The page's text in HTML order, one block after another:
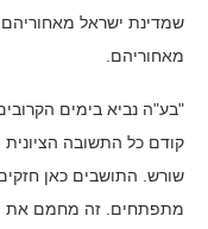
שמדינת ישראל
מאחוריהם.
"בע"ה נביא בימים
קודם כל התשובה הציונית
שורש. התושבים כאן
מתפתחים. זה מחמם את